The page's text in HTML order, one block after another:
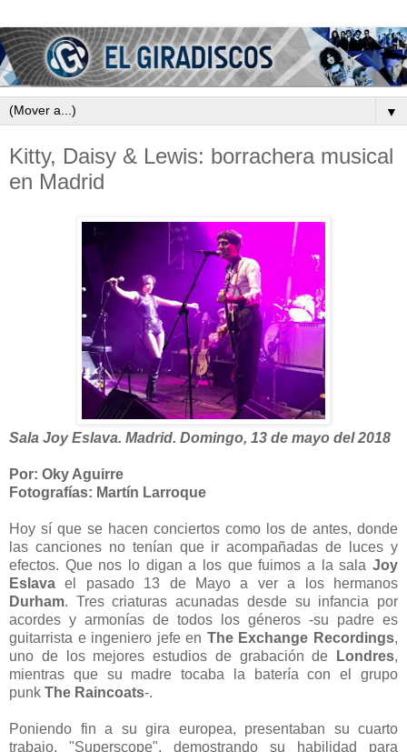
▼
Kitty, Daisy & Lewis: borrachera musical
en Madrid
Sala Joy Eslava. Madrid. Domingo, 13 de mayo del 2018
Por: Oky Aguirre
Fotografías: Martín Larroque
Hoy sí que se hacen conciertos como los de antes, donde
las canciones no tenían que ir acompañadas de luces y
efectos. Que nos lo digan a los que fuimos a la sala Joy
Eslava el pasado 13 de Mayo a ver a los hermanos
Durham. Tres criaturas acunadas desde su infancia por
acordes y armonías de todos los géneros -su padre es
guitarrista e ingeniero jefe en The Exchange Recordings,
uno de los mejores estudios de grabación de
Londres,
mientras que su madre tocaba la batería con el grupo
punk The Raincoats-.
Poniendo fin a su gira europea, presentaban su cuarto
trabajo, "Superscope", demostrando su habilidad para